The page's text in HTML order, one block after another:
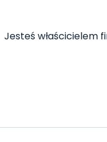
Jesteś właścicielem